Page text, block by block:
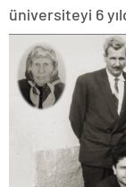
üniversiteyi 6